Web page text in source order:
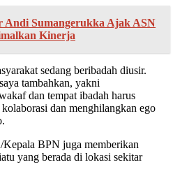
Andi Sumangerukka Ajak ASN
Kinerja
sedang beribadah diusir.
tambahkan, yakni
dan tempat ibadah harus
dan menghilangkan ego
BPN juga memberikan
yang berada di lokasi sekitar